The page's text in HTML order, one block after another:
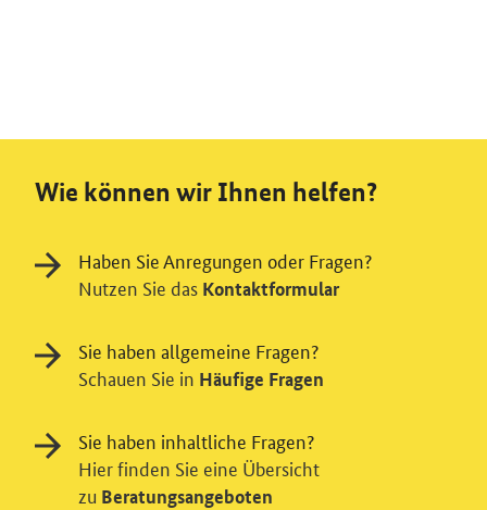
Wie können wir Ihnen helfen?
Haben Sie Anregungen oder Fragen?
Nutzen Sie das Kontaktformular
Sie haben allgemeine Fragen?
Schauen Sie in Häufige Fragen
Sie haben inhaltliche Fragen?
Hier finden Sie eine Übersicht
zu Beratungsangeboten